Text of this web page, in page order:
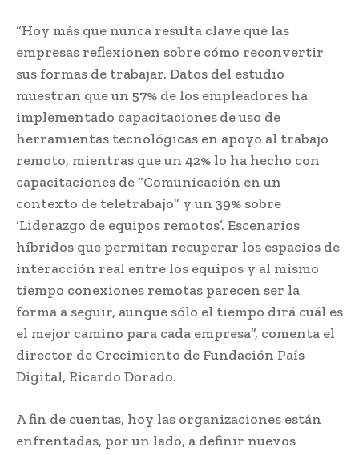
“Hoy más que nunca resulta clave que las
empresas reflexionen sobre cómo reconvertir
sus formas de trabajar. Datos del estudio
muestran que un 57% de los empleadores ha
implementado capacitacionesde uso de
herramientas tecnológicas en apoyo al trabajo
remoto, mientras que un 42% lo ha hecho con
capacitaciones de “Comunicación en un
contexto de teletrabajo” y un 39% sobre
‘Liderazgo de equipos remotos’. Escenarios
híbridos que permitan recuperar los espacios de
interacción real entre los equipos y al mismo
tiempo conexiones remotas parecen ser la
forma a seguir, aunque sólo el tiempo dirá cuál es
el mejor camino para cada empresa”, comenta el
director de Crecimiento de Fundación País
Digital, Ricardo Dorado.
A fin de cuentas, hoy las organizaciones están
enfrentadas, por un lado, a definir nuevos